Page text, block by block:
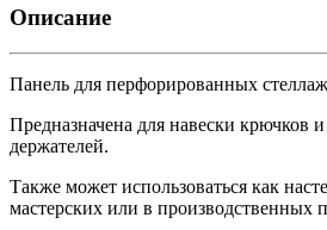
Описание
Панель для перфорированных
Предназначена для навески крючков
держателей.
Также может использоваться как
мастерских или в производственных